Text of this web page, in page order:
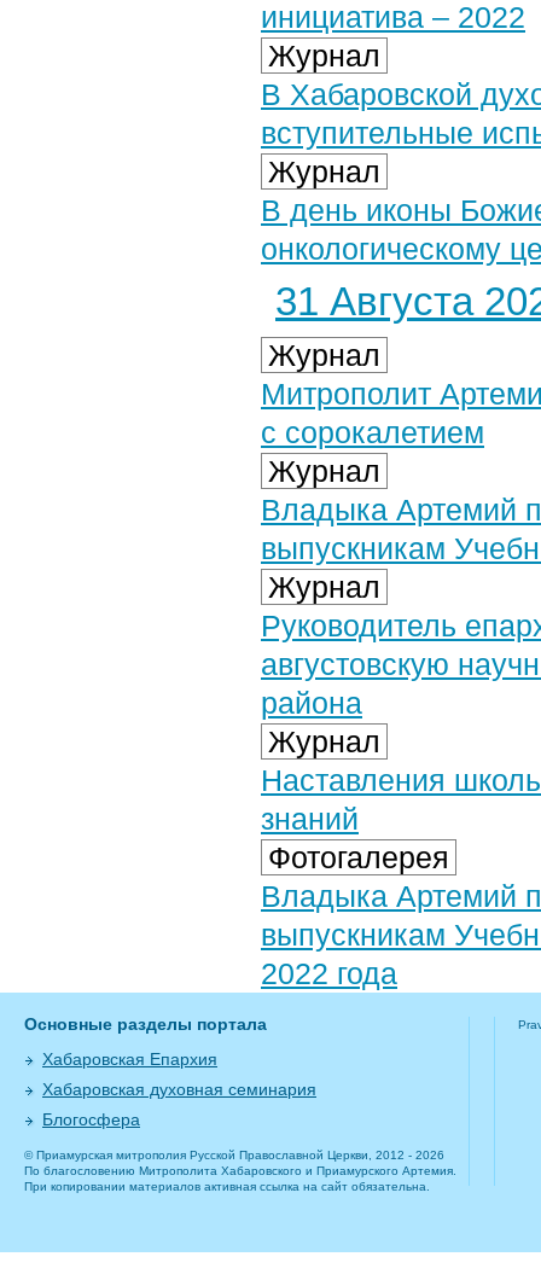
инициатива – 2022
Журнал
В Хабаровской
вступительные
Журнал
В день иконы
онкологическому
31 Августа
Журнал
Митрополит
с сорокалетием
Журнал
Владыка Артемий
выпускникам
Журнал
Руководитель
августовскую
района
Журнал
Наставления
знаний
Фотогалерея
Владыка Артемий
выпускникам
2022 года
Основные разделы портала
Хабаровская Епархия
Хабаровская духовная семинария
Блогосфера
© Приамурская митрополия Русской Православной Церкви, 2012 - 2026
По благословению Митрополита Хабаровского и Приамурского Артемия.
При копировании материалов активная ссылка на сайт обязательна.